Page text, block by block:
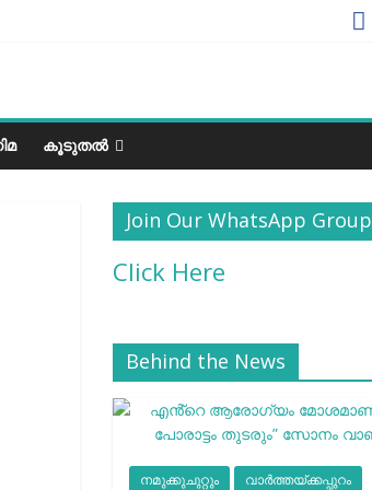
കൂടുതൽ
Join Our WhatsApp Group
Click Here
Behind the News
നമുക്കുചുറ്റും വാർത്തയ്ക്കപ്പുറം